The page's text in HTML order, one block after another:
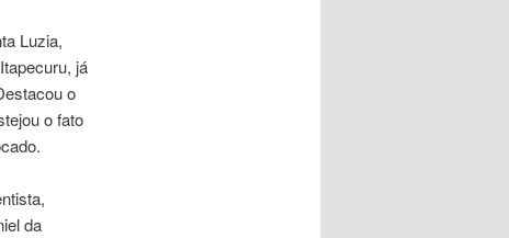
Luzia,
já
o
o fato
da